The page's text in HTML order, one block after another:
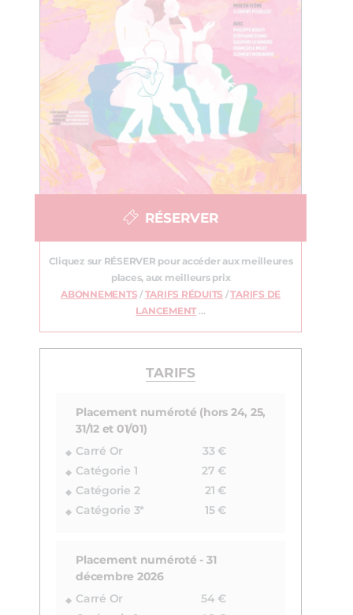
RÉSERVER
Cliquez sur RÉSERVER pour accéder aux meilleures
places, aux meilleurs prix
ABONNEMENTS / TARIFS RÉDUITS /TARIFS DE
LANCEMENT…
TARIFS
Placement numéroté (hors 24, 25,
31/12 et 01/01)
Carré Or
33 €
Catégorie 1
27 €
Catégorie 2
21 €
Catégorie 3*
15 €
Placement numéroté - 31
décembre 2026
Carré Or
54 €